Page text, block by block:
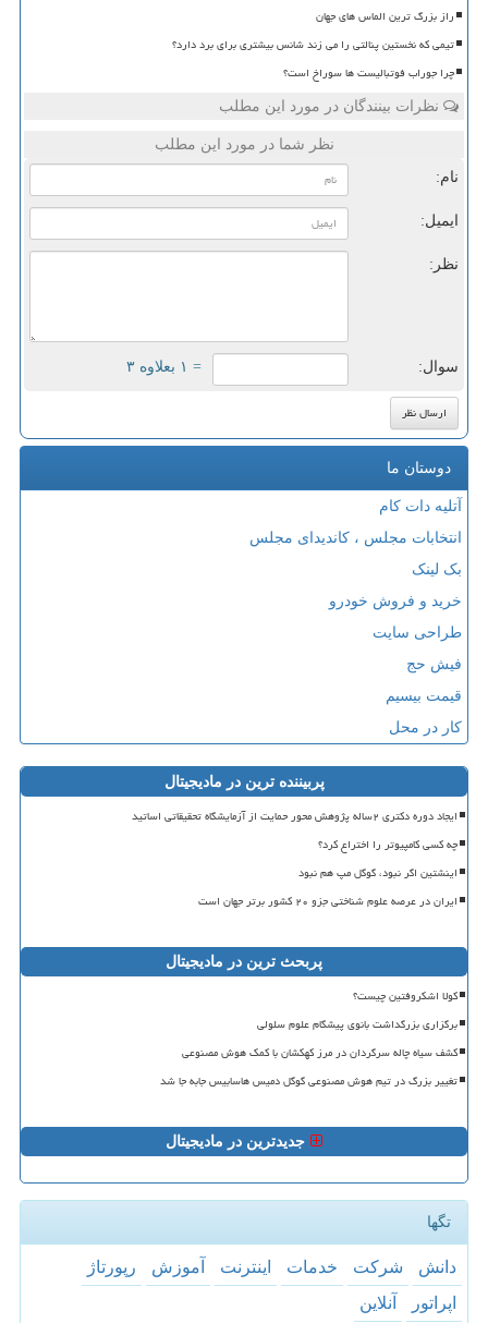
راز بزرگ ترین الماس های جهان
تیمی که نخستین پنالتی را می زند شانس بیشتری برای برد دارد؟
چرا جوراب فوتبالیست ها سوراخ است؟
نظرات بینندگان در مورد این مطلب
نظر شما در مورد این مطلب
نام:
ایمیل:
نظر:
سوال: = ۱ بعلاوه ۳
دوستان ما
آتلیه دات کام
انتخابات مجلس ، کاندیدای مجلس
بک لینک
خرید و فروش خودرو
طراحی سایت
فیش حج
قیمت بیسیم
کار در محل
پربیننده ترین در مادیجیتال
ایجاد دوره دکتری ۲ساله پژوهش محور حمایت از آزمایشگاه تحقیقاتی اساتید
چه کسی کامپیوتر را اختراع کرد؟
اینشتین اگر نبود، گوگل مپ هم نبود
ایران در عرصه علوم شناختی جزو ۲۰ کشور برتر جهان است
پربحث ترین در مادیجیتال
کولا اشکروفتین چیست؟
برگزاری بزرگداشت بانوی پیشگام علوم سلولی
کشف سیاه چاله سرگردان در مرز کهکشان با کمک هوش مصنوعی
تغییر بزرگ در تیم هوش مصنوعی گوگل دمیس هاسابیس جابه جا شد
جدیدترین در مادیجیتال
تگها
دانش شركت خدمات اینترنت آموزش
رپورتاژ
اپراتور
آنلاین